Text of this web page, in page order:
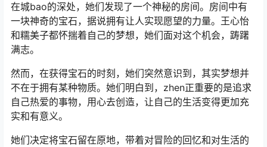
在城bao的深处，她们发现了一个神秘的房间。房间中有
一块神奇的宝石，据说拥有让人实现愿望的力量。王心怡
和糯美子都怀揣着自己的梦想，她们面对这个机会，踌躇
满志。
然而，在获得宝石的时刻，她们突然意识到，其实梦想并
不在于拥有某种物质。她们明白到，zhen正重要的是追求
自己热爱的事物，用心去创造，让自己的生活变得更加充
实和有意义。
她们决定将宝石留在原地，带着对冒险的回忆和对生活的